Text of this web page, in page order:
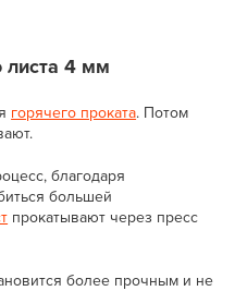
листа 4 мм
горячего проката. Потом
благодаря
большей
прокатывают через пресс
более прочным и не